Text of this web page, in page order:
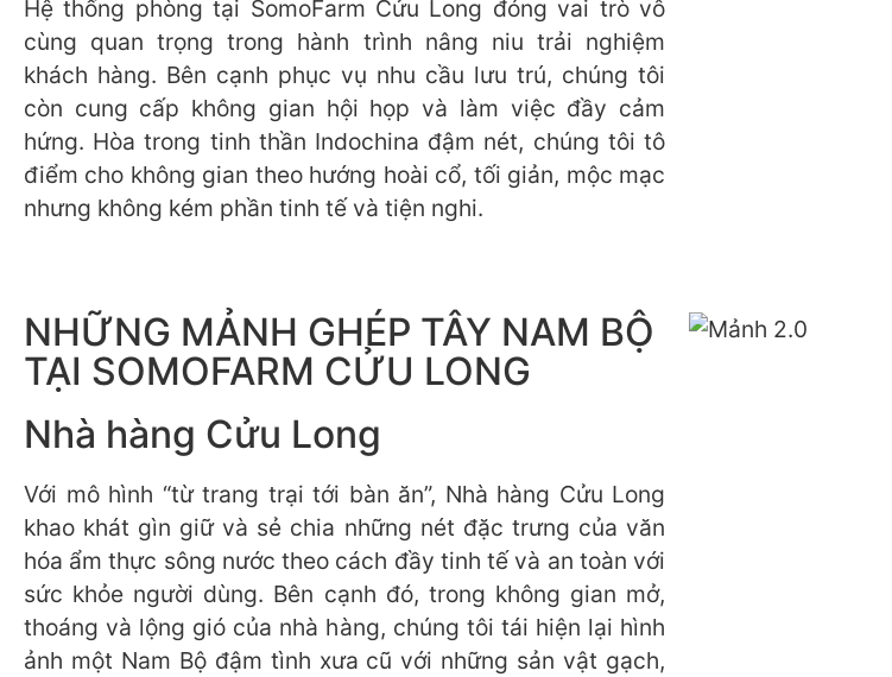
Hệ thống phòng tại SomoFarm Cửu Long đóng vai trò vô
cùng quan trọng trong hành trình nâng niu trải nghiệm
khách hàng. Bên cạnh phục vụ nhu cầu lưu trú, chúng tôi
còn cung cấp không gian hội họp và làm việc đầy cảm
hứng. Hòa trong tinh thần Indochina đậm nét, chúng tôi tô
điểm cho không gian theo hướng hoài cổ, tối giản, mộc mạc
nhưng không kém phần tinh tế và tiện nghi.
NHỮNG MẢNH GHÉP TÂY NAM BỘ
TẠI SOMOFARM CỬU LONG
Nhà hàng Cửu Long
Với mô hình “từ trang trại tới bàn ăn”, Nhà hàng Cửu Long
khao khát gìn giữ và sẻ chia những nét đặc trưng của văn
hóa ẩm thực sông nước theo cách đầy tinh tế và an toàn với
sức khỏe người dùng. Bên cạnh đó, trong không gian mở,
thoáng và lộng gió của nhà hàng, chúng tôi tái hiện lại hình
ảnh một Nam Bộ đậm tình xưa cũ với những sản vật gạch,